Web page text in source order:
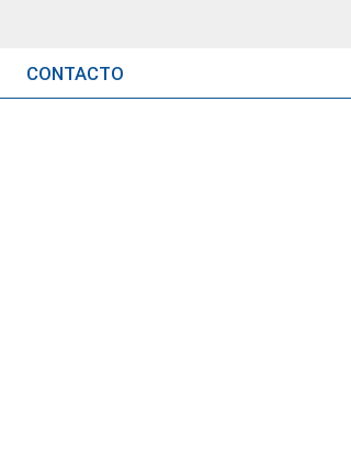
CONTACTO